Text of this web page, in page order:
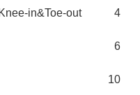
in&Toe-out 4
6
10